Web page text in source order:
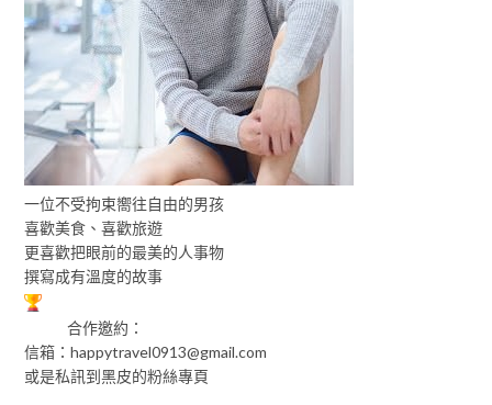
一位不受拘束嚮往自由的男孩
喜歡美食、喜歡旅遊
更喜歡把眼前的最美的人事物
撰寫成有溫度的故事
合作邀約：
信箱：happytravel0913@gmail.com
或是私訊到黑皮的粉絲專頁